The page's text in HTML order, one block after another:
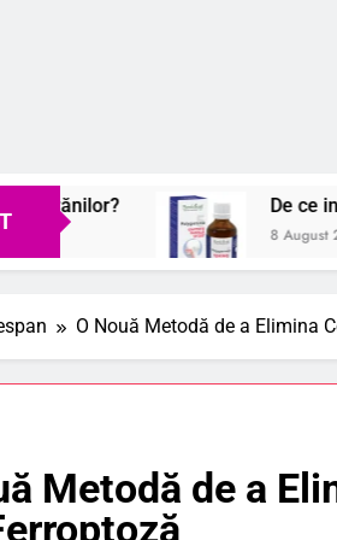
De ce ingredientele
8 August 2026
O Nouă Metodă de a Elimina
Metodă de a